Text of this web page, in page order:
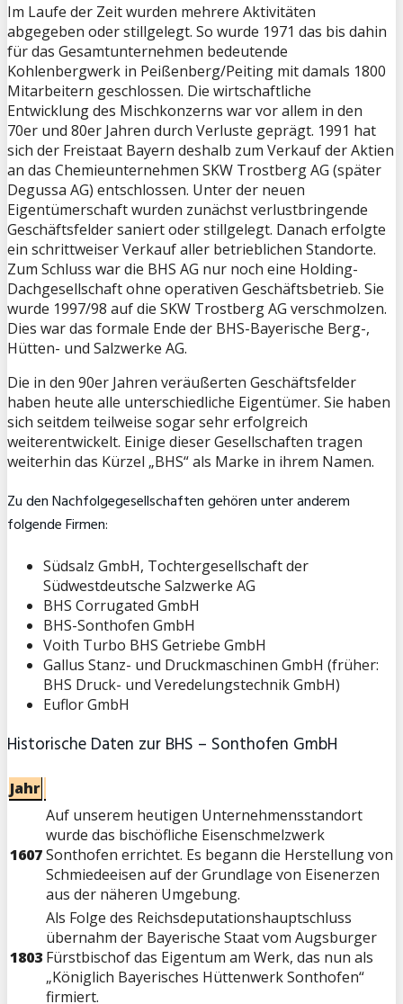
Im Laufe der Zeit wurden mehrere Aktivitäten
abgegeben oder stillgelegt. So wurde 1971 das bis dahin
für das Gesamtunternehmen bedeutende
Kohlenbergwerk in Peißenberg/Peiting mit damals 1800
Mitarbeitern geschlossen. Die wirtschaftliche
Entwicklung des Mischkonzerns war vor allem in den
70er und 80er Jahren durch Verluste geprägt. 1991 hat
sich der Freistaat Bayern deshalb zum Verkauf der Aktien
an das Chemieunternehmen SKW Trostberg AG (später
Degussa AG) entschlossen. Unter der neuen
Eigentümerschaft wurden zunächst verlustbringende
Geschäftsfelder saniert oder stillgelegt. Danach erfolgte
ein schrittweiser Verkauf aller betrieblichen Standorte.
Zum Schluss war die BHS AG nur noch eine Holding-
Dachgesellschaft ohne operativen Geschäftsbetrieb. Sie
wurde 1997/98 auf die SKW Trostberg AG verschmolzen.
Dies war das formale Ende der BHS-Bayerische Berg-,
Hütten- und Salzwerke AG.
Die in den 90er Jahren veräußerten Geschäftsfelder
haben heute alle unterschiedliche Eigentümer. Sie haben
sich seitdem teilweise sogar sehr erfolgreich
weiterentwickelt. Einige dieser Gesellschaften tragen
weiterhin das Kürzel „BHS“ als Marke in ihrem Namen.
Zu den Nachfolgegesellschaften gehören unter anderem
folgende Firmen:
Südsalz GmbH, Tochtergesellschaft der
Südwestdeutsche Salzwerke AG
BHS Corrugated GmbH
BHS-Sonthofen GmbH
Voith Turbo BHS Getriebe GmbH
Gallus Stanz- und Druckmaschinen GmbH (früher:
BHS Druck- und Veredelungstechnik GmbH)
Euflor GmbH
Historische Daten zur BHS – Sonthofen GmbH
Jahr
1607
Auf unserem heutigen Unternehmensstandort
wurde das bischöfliche Eisenschmelzwerk
Sonthofen errichtet. Es begann die Herstellung von
Schmiedeeisen auf der Grundlage von Eisenerzen
aus der näheren Umgebung.
1803
Als Folge des Reichsdeputationshauptschluss
übernahm der Bayerische Staat vom Augsburger
Fürstbischof das Eigentum am Werk, das nun als
„Königlich Bayerisches Hüttenwerk Sonthofen“
firmiert.